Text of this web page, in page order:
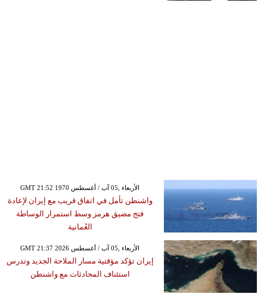
GMT 21:52 1970 الأربعاء ,05 آب / أغسطس
واشنطن تأمل في اتفاق قريب مع إيران لإعادة
فتح مضيق هرمز وسط استمرار الوساطة
العُمانية
GMT 21:37 2026 الأربعاء ,05 آب / أغسطس
إيران تؤكد مؤقتية مسار الملاحة الجديد وتدرس
استئناف المحادثات مع واشنطن